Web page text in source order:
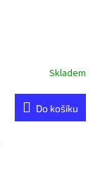
Skladem
Do košíku